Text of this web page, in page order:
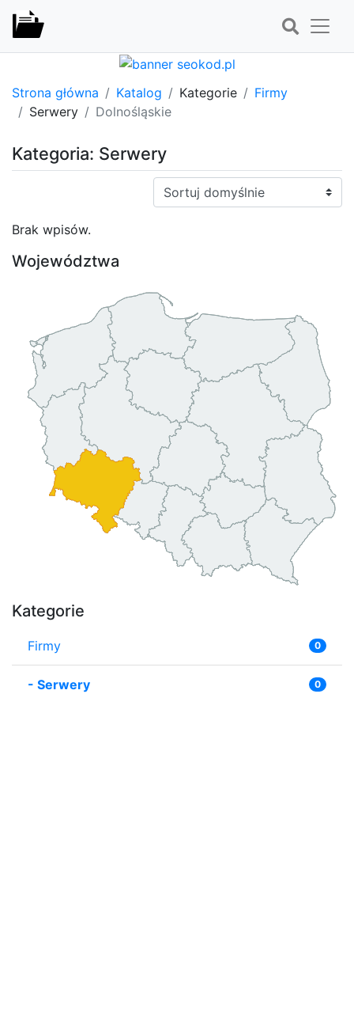
Strona główna Katalog Kategorie
Firmy
Serwery
Dolnośląskie
Kategoria: Serwery
Sortuj:
Brak wpisów.
Województwa
Kategorie
Firmy 0
- Serwery 0